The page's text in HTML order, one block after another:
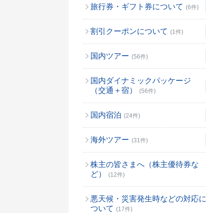
旅行券・ギフト券について (6件)
割引クーポンについて (1件)
国内ツアー (56件)
国内ダイナミックパッケージ
（交通＋宿）
(56件)
国内宿泊 (24件)
海外ツアー (31件)
株主の皆さまへ（株主優待券な
ど）
(12件)
悪天候・災害発生時などの対応に
ついて (17件)